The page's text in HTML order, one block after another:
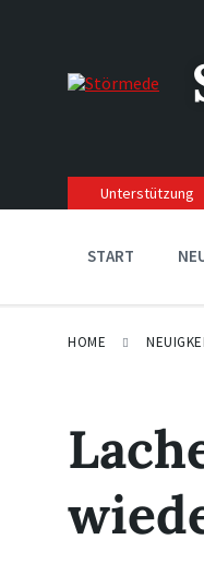
navigation
Unterstützung
START
HOME